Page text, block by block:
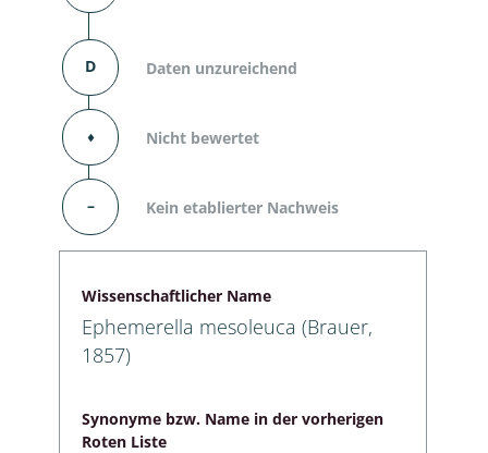
D Daten unzureichend
⬧ Nicht bewertet
– Kein etablierter Nachweis
Wissenschaftlicher Name
Ephemerella mesoleuca (Brauer,
1857)
Synonyme bzw. Name in der vorherigen
Roten Liste